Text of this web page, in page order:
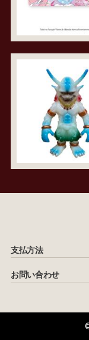
支払方法
お問い合わせ